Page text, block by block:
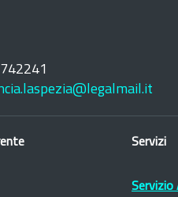
Servizi
Servizio